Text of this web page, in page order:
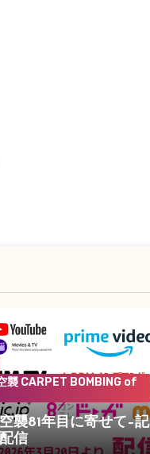
襲 CARPET BOMBING of
襲81年目に寄せて–記
信